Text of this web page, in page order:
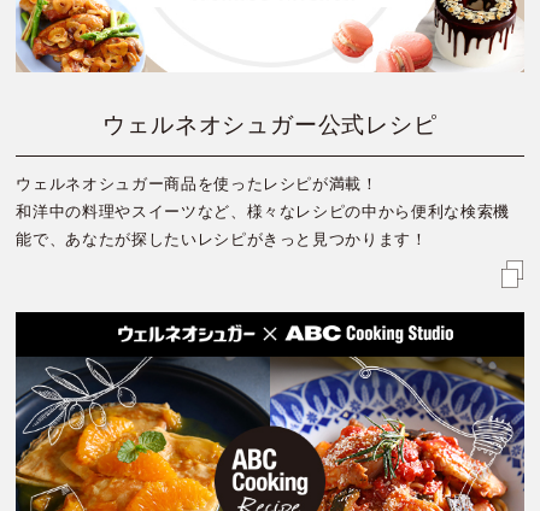
ウェルネオシュガー公式レシピ
ウェルネオシュガー商品を使ったレシピが満載！
和洋中の料理やスイーツなど、様々なレシピの中から便利な検索機
能で、あなたが探したいレシピがきっと見つかります！